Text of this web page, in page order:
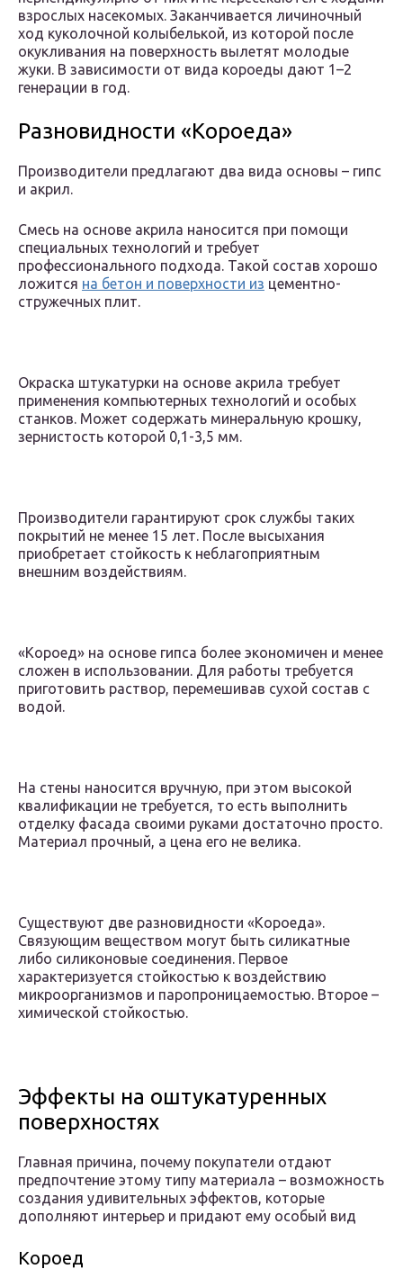
взрослых насекомых. Заканчивается личиночный
ход куколочной колыбелькой, из которой после
окукливания на поверхность вылетят молодые
жуки. В зависимости от вида короеды дают 1–2
генерации в год.
Разновидности «Короеда»
Производители предлагают два вида основы – гипс
и акрил.
Смесь на основе акрила наносится при помощи
специальных технологий и требует
профессионального подхода. Такой состав хорошо
ложится на бетон и поверхности из цементно-
стружечных плит.
Окраска штукатурки на основе акрила требует
применения компьютерных технологий и особых
станков. Может содержать минеральную крошку,
зернистость которой 0,1-3,5 мм.
Производители гарантируют срок службы таких
покрытий не менее 15 лет. После высыхания
приобретает стойкость к неблагоприятным
внешним воздействиям.
«Короед» на основе гипса более экономичен и менее
сложен в использовании. Для работы требуется
приготовить раствор, перемешивав сухой состав с
водой.
На стены наносится вручную, при этом высокой
квалификации не требуется, то есть выполнить
отделку фасада своими руками достаточно просто.
Материал прочный, а цена его не велика.
Существуют две разновидности «Короеда».
Связующим веществом могут быть силикатные
либо силиконовые соединения. Первое
характеризуется стойкостью к воздействию
микроорганизмов и паропроницаемостью. Второе –
химической стойкостью.
Эффекты на оштукатуренных
поверхностях
Главная причина, почему покупатели отдают
предпочтение этому типу материала – возможность
создания удивительных эффектов, которые
дополняют интерьер и придают ему особый вид
Короед